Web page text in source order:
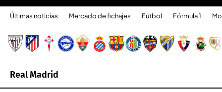
Últimas noticias Mercado de fichajes Fútbol Fórmula 1
Real Madrid